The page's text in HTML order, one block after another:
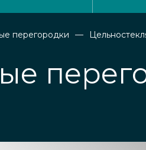
перегородки